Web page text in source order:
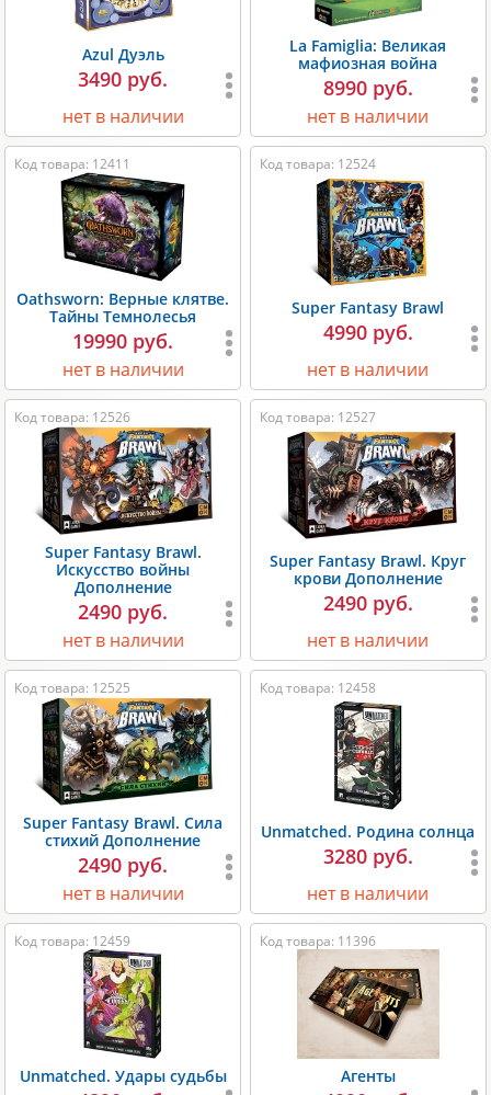
Azul Дуэль
3490 руб.
нет в наличии
La Famiglia: Великая
мафиозная война
8990 руб.
нет в наличии
Код товара: 12411
Oathsworn: Верные клятве.
Тайны Темнолесья
19990 руб.
нет в наличии
Код товара: 12524
Super Fantasy Brawl
4990 руб.
нет в наличии
Код товара: 12526
Super Fantasy Brawl.
Искусство войны
Дополнение
2490 руб.
нет в наличии
Код товара: 12527
Super Fantasy Brawl. Круг
крови Дополнение
2490 руб.
нет в наличии
Код товара: 12525
Super Fantasy Brawl. Сила
стихий Дополнение
2490 руб.
нет в наличии
Код товара: 12458
Unmatched. Родина солнца
3280 руб.
нет в наличии
Код товара: 12459
Unmatched. Удары судьбы
Код товара: 11396
Агенты